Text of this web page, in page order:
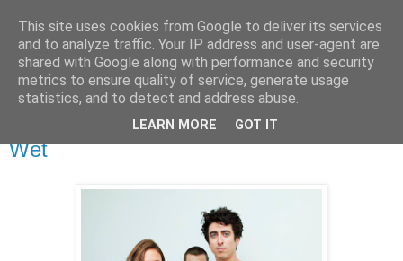
Άκου αυτό ♫
I listen to bands that don't even exist yet.
Wet
This site uses cookies from Google to deliver its services
and to analyze traffic. Your IP address and user-agent are
shared with Google along with performance and security
metrics to ensure quality of service, generate usage
statistics, and to detect and address abuse.
LEARN MORE GOT IT